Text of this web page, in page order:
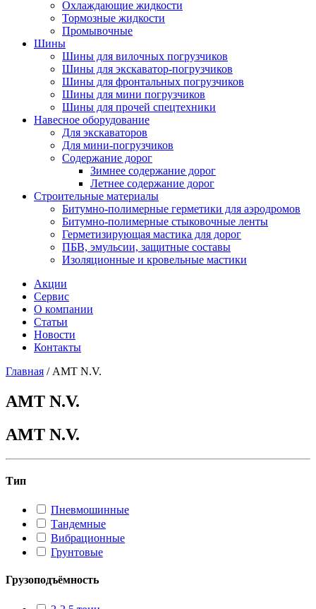
Охлаждающие жидкости
Тормозные жидкости
Промывочные
Шины
Шины для вилочных погрузчиков
Шины для экскаватор-погрузчиков
Шины для фронтальных погрузчиков
Шины для мини погрузчиков
Шины для прочей спецтехники
Навесное оборудование
Для экскаваторов
Для мини-погрузчиков
Содержание дорог
Зимнее содержание дорог
Летнее содержание дорог
Строительные материалы
Битумно-полимерные герметики для аэродромов
Битумно-полимерные стыковочные ленты
Герметизирующая мастика для дорог
ПБВ, эмульсии, защитные составы
Изоляционные и кровельные мастики
Акции
Сервис
О компании
Статьи
Новости
Контакты
Главная / AMT N.V.
AMT N.V.
AMT N.V.
Тип
Пневмошинные
Тандемные
Вибрационные
Грунтовые
Грузоподъёмность